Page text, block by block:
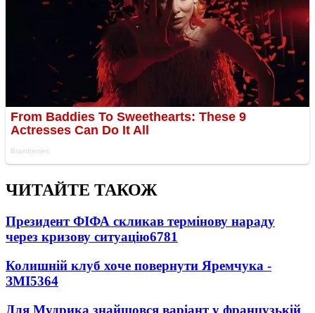
ЧИТАЙТЕ ТАКОЖ
Президент ФІФА скликав термінову нараду
через кризову ситуацію6781
Колишній клуб хоче повернути Яремчука -
ЗМІ5364
Для Мудрика знайшовся варіант у французькій